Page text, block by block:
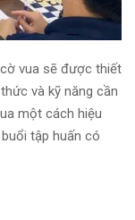
vua sẽ được thiết
và kỹ năng cần
một cách hiệu
tập huấn có